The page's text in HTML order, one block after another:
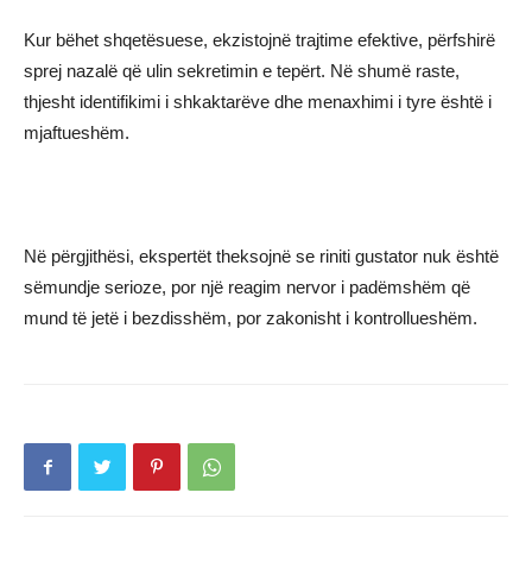
Kur bëhet shqetësuese, ekzistojnë trajtime efektive, përfshirë
sprej nazalë që ulin sekretimin e tepërt. Në shumë raste,
thjesht identifikimi i shkaktarëve dhe menaxhimi i tyre është i
mjaftueshëm.
Në përgjithësi, ekspertët theksojnë se riniti gustator nuk është
sëmundje serioze, por një reagim nervor i padëmshëm që
mund të jetë i bezdisshëm, por zakonisht i kontrollueshëm.